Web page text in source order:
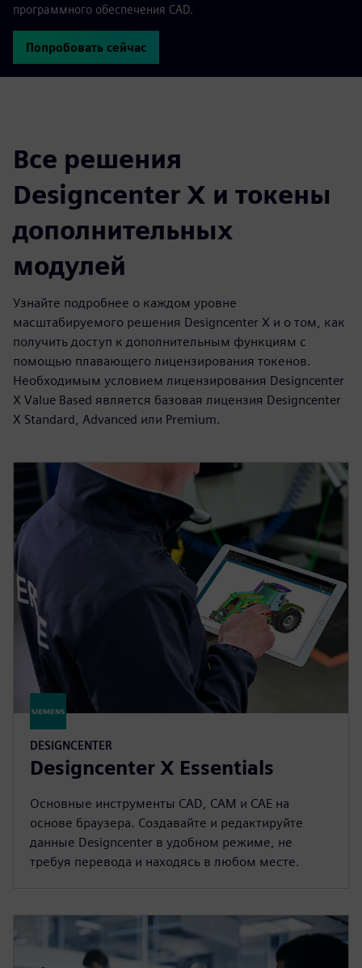
программного обеспечения CAD.
Попробовать сейчас
Все решения
Designcenter X и токены
дополнительных
модулей
Узнайте подробнее о каждом уровне
масштабируемого решения Designcenter X и о том, как
получить доступ к дополнительным функциям с
помощью плавающего лицензирования токенов.
Необходимым условием лицензирования Designcenter
X Value Based является базовая лицензия Designcenter
X Standard, Advanced или Premium.
DESIGNCENTER
Designcenter X Essentials
Основные инструменты CAD, CAM и CAE на
основе браузера. Создавайте и редактируйте
данные Designcenter в удобном режиме, не
требуя перевода и находясь в любом месте.